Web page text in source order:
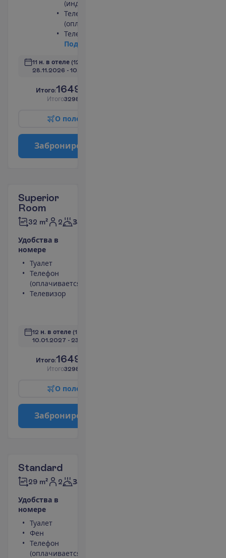
(индивидуальный)
Телефон
(оплачивается)
Телевизор
Под
11 н. в отеле (12 н. всего)
28.11.2026 - 10.12.2026
Итого:1649.00
Итого3298.00
О поле
Заброниро
Superior
Room
32 m² 2 Завтраки
Удобства в
номере
Туалет
Телефон
(оплачивается)
Телевизор
12 н. в отеле (14 н. всего)
10.01.2027 - 23.01.2027
Итого:1649.00
Итого3298.00
О поле
Заброниро
Standard
29 m² 2 Завтраки
Удобства в
номере
Туалет
Фен
Телефон
(оплачивается)